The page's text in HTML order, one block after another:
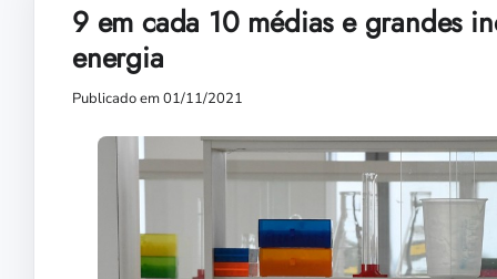
9 em cada 10 médias e grandes
energia
Publicado em 01/11/2021